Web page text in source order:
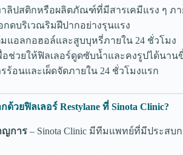
าลิปสติกหรือผลิตภัณฑ์ที่มีสารเคมีแรง ๆ ภา
กดบริเวณริมฝีปากอย่างรุนแรง
แอลกอฮอล์และสูบบุหรี่ภายใน 24 ชั่วโมง
อช่วยให้ฟิลเลอร์ดูดซับน้ำและคงรูปได้นาน
ร้อนและเผ็ดจัดภายใน 24 ชั่วโมงแรก
วยฟิลเลอร์ Restylane ที่ Sinota Clinic?
ญการ – Sinota Clinic มีทีมแพทย์ที่มีประส